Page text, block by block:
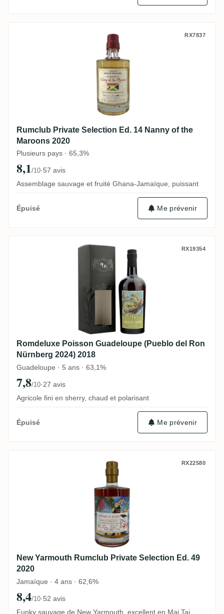
Rumclub Private Selection Ed. 14 Nanny
RX7837
Rumclub Private Selection Ed. 14 Nanny of the
Maroons 2020
Plusieurs pays · 65,3%
8,1/10·57 avis
Assemblage sauvage et fruité Ghana-Jamaïque, puissant
Épuisé Me prévenir
Romdeluxe Poisson Guadeloupe (Pueblo
RX19354
Romdeluxe Poisson Guadeloupe (Pueblo del Ron
Nürnberg 2024) 2018
Guadeloupe · 5 ans · 63,1%
7,8/10·27 avis
Agricole fini en sherry, chaud et polarisant
Épuisé Me prévenir
New Yarmouth Rumclub Private Selection
RX22580
New Yarmouth Rumclub Private Selection Ed. 49
2020
Jamaïque · 4 ans · 62,6%
8,4/10·52 avis
Funky sauvage de New Yarmouth, excellent en Mai Tai